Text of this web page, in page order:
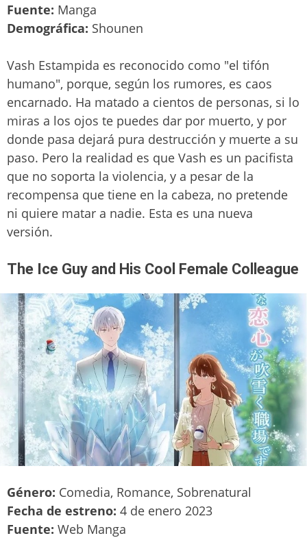
Fuente: Manga
Demográfica: Shounen
Vash Estampida es reconocido como "el tifón
humano", porque, según los rumores, es caos
encarnado. Ha matado a cientos de personas, si lo
miras a los ojos te puedes dar por muerto, y por
donde pasa dejará pura destrucción y muerte a su
paso. Pero la realidad es que Vash es un pacifista
que no soporta la violencia, y a pesar de la
recompensa que tiene en la cabeza, no pretende
ni quiere matar a nadie. Esta es una nueva
versión.
The Ice Guy and His Cool Female Colleague
Género: Comedia, Romance, Sobrenatural
Fecha de estreno: 4 de enero 2023
Fuente: Web Manga